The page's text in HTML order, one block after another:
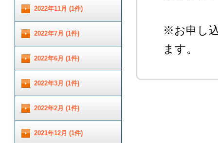
※お申し
ます。
2022年11月 (1件)
2022年7月 (1件)
2022年6月 (1件)
2022年3月 (1件)
2022年2月 (1件)
2021年12月 (1件)